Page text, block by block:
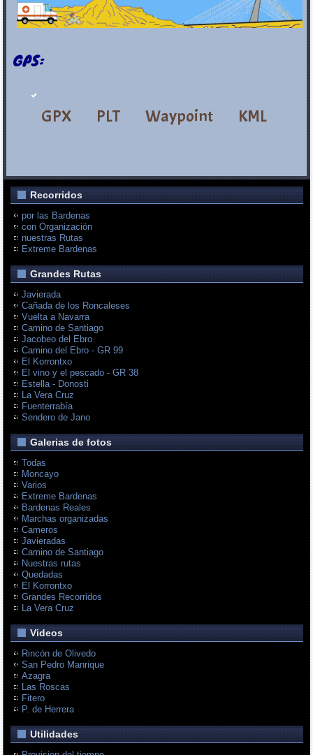
GPS:
GPX PLT Waypoint KML
Recorridos
por las Bardenas
con Organización
nuestras Rutas
Extreme Bardenas
Grandes Rutas
Javierada
Cañada de los Roncaleses
Vuelta a Navarra
Camino de Santiago
Jacobeo del Ebro
Camino del Ebro - GR 99
El Korrontxo
El vino y el pescado - GR 38
Estella - Donosti
La Vera Cruz
Fuenterrabía
Sendero de Jano
Galerias de fotos
Todas
Moncayo
Varios
Extreme Bardenas
Bardenas Reales
Marchas organizadas
Cameros
Javieradas
Camino de Santiago
Nuestras rutas
Quedadas
El Korrontxo
Grandes Recorridos
La Vera Cruz
Videos
Rincón de Olivedo
San Pedro Manrique
Azagra
Las Roscas
Fitero
P. de Herrera
Utilidades